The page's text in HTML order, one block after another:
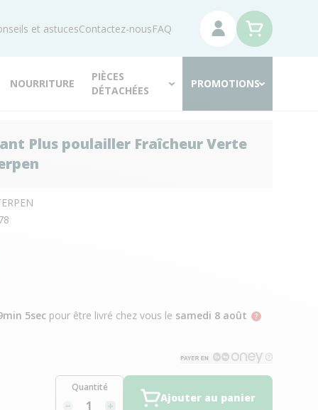
et astucesContactez-nousFAQ
NOURRITURE
PIÈCES
DÉTACHÉES
PROMOTIONS
Plus poulailler Fraîcheur Verte
4secpour être livré chez vous le samedi 8 août
Quantité
Ajouter au panier